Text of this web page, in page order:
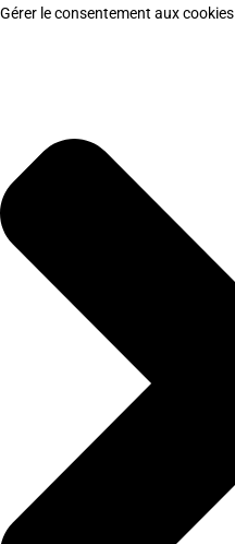
Gérer le consentement aux cookies